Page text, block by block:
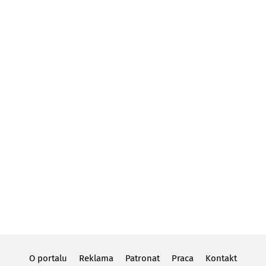
O portalu Reklama Patronat Praca Kontakt